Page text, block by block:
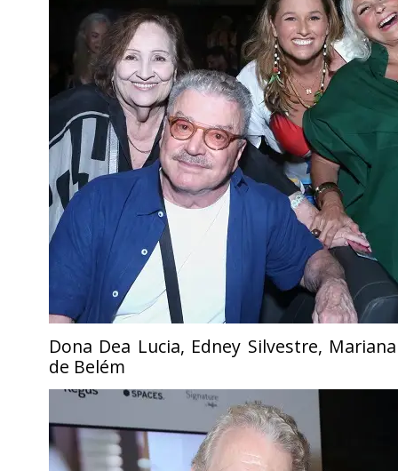
Dona Dea Lucia, Edney Silvestre,
de Belém